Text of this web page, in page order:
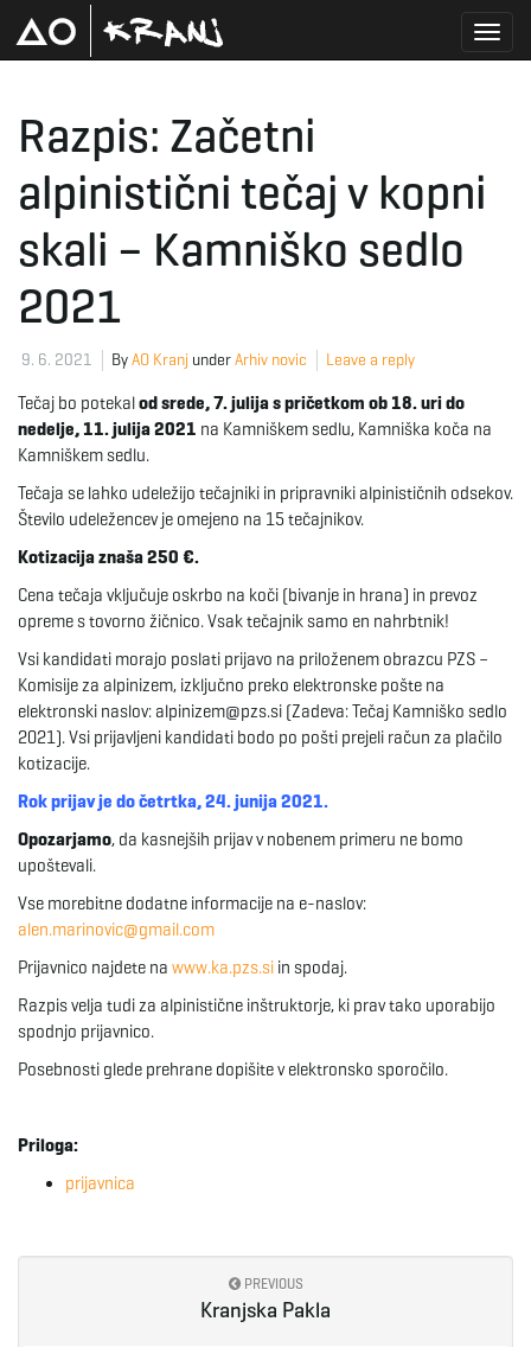
Razpis: Začetni
alpinistični tečaj v kopni
skali – Kamniško sedlo
2021
9. 6. 2021 ByAO Kranj underArhiv novic Leave a reply
Tečaj bo potekalod srede, 7. julija s pričetkom ob 18. uri do
nedelje, 11. julija 2021 na Kamniškem sedlu, Kamniška koča na
Kamniškem sedlu.
Tečaja se lahko udeležijo tečajniki in pripravniki alpinističnih odsekov.
Število udeležencev je omejeno na 15 tečajnikov.
Kotizacija znaša 250 €.
Cena tečaja vključuje oskrbo na koči (bivanje in hrana) in prevoz
opreme s tovorno žičnico. Vsak tečajnik samo en nahrbtnik!
Vsi kandidati morajo poslati prijavo na priloženem obrazcu PZS –
Komisije za alpinizem, izključno preko elektronske pošte na
elektronski naslov: alpinizem@pzs.si (Zadeva: Tečaj Kamniško sedlo
2021). Vsi prijavljeni kandidati bodo po pošti prejeli račun za plačilo
kotizacije.
Rok prijav je do četrtka, 24. junija 2021.
Opozarjamo, da kasnejših prijav v nobenem primeru ne bomo
upoštevali.
Vse morebitne dodatne informacije na e-naslov:
alen.marinovic@gmail.com
Prijavnico najdete na www.ka.pzs.si in spodaj.
Razpis velja tudi za alpinistične inštruktorje, ki prav tako uporabijo
spodnjo prijavnico.
Posebnosti glede prehrane dopišite v elektronsko sporočilo.
Priloga:
prijavnica
PREVIOUS
Kranjska Pakla